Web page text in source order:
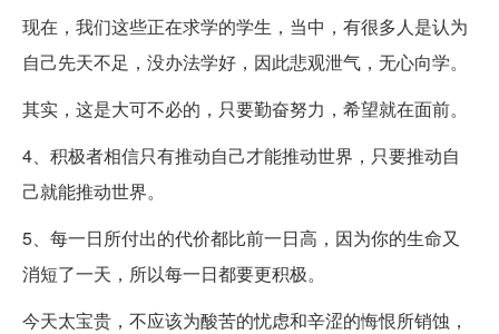
现在，我们这些正在求学的学生，当中，有很多人是认为
自己先天不足，没办法学好，因此悲观泄气，无心向学。
其实，这是大可不必的，只要勤奋努力，希望就在面前。
4、积极者相信只有推动自己才能推动世界，只要推动自
己就能推动世界。
5、每一日所付出的代价都比前一日高，因为你的生命又
消短了一天，所以每一日都要更积极。
今天太宝贵，不应该为酸苦的忧虑和辛涩的悔恨所销蚀，